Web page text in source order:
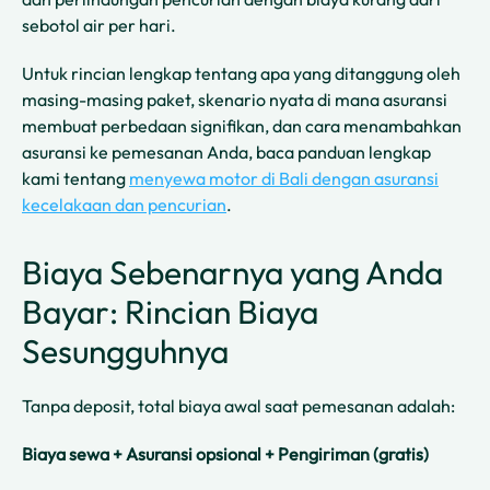
sebotol air per hari.
Untuk rincian lengkap tentang apa yang ditanggung oleh
masing-masing paket, skenario nyata di mana asuransi
membuat perbedaan signifikan, dan cara menambahkan
asuransi ke pemesanan Anda, baca panduan lengkap
kami tentang menyewa motor di Bali dengan asuransi
kecelakaan dan pencurian.
Biaya Sebenarnya yang Anda
Bayar: Rincian Biaya
Sesungguhnya
Tanpa deposit, total biaya awal saat pemesanan adalah:
Biaya sewa + Asuransi opsional + Pengiriman (gratis)